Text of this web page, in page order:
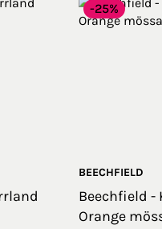
-25%
BEECHFIELD
Beechfield -
Orange